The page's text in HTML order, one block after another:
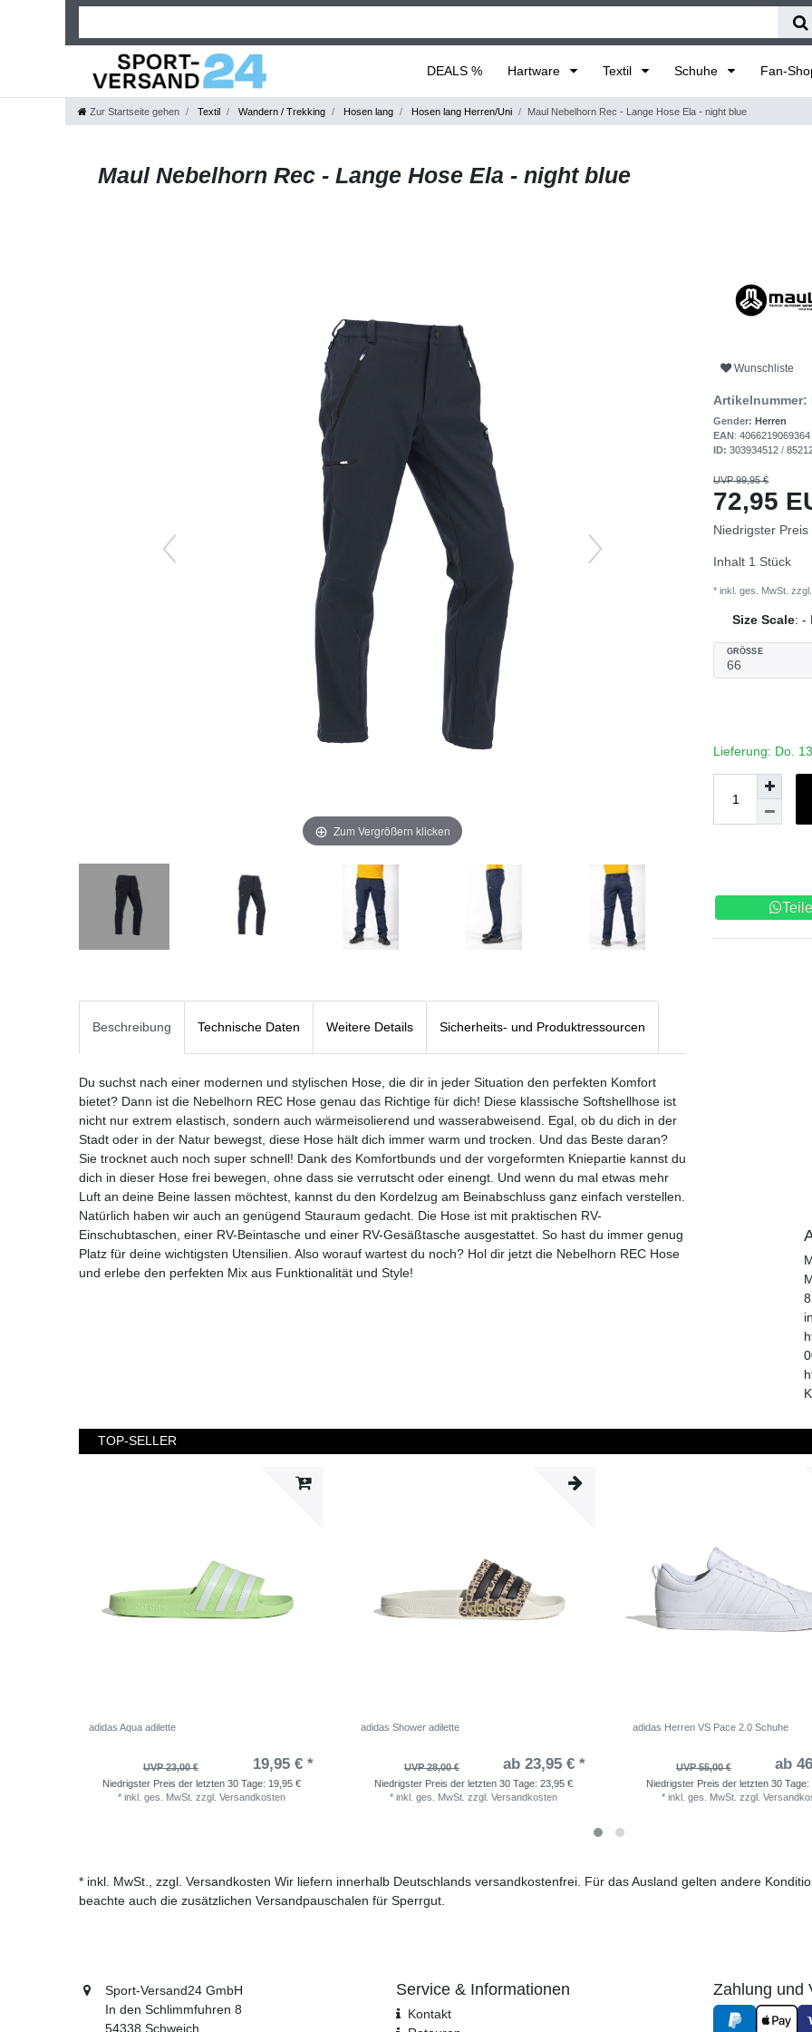
DEALS % Hartware Textil Schuhe Fan-
Zur Startseite gehen Textil Wandern / Trekking Hosen lang Hosen lang Herren/Uni Maul Nebelhorn Rec - Lange Hose Ela - night blue
Maul Nebelhorn Rec - Lange Hose Ela - night blue
Zum Vergrößern klicken
Wunschliste
Artikelnummer:
Gender: Herren
EAN: 4066219069364
ID: 303934512 /
UVP 99,95 €
72,95
Niedrigster
Inhalt 1 Stück
* inkl. ges. MwSt. zzgl.
Size Scale: -
GRÖSSE
Lieferung: Do.
Beschreibung Technische Daten Weitere Details Sicherheits- und Produktressourcen
Du suchst nach einer modernen und stylischen Hose, die dir in jeder Situation den perfekten Komfort
bietet? Dann ist die Nebelhorn REC Hose genau das Richtige für dich! Diese klassische Softshellhose ist
nicht nur extrem elastisch, sondern auch wärmeisolierend und wasserabweisend. Egal, ob du dich in der
Stadt oder in der Natur bewegst, diese Hose hält dich immer warm und trocken. Und das Beste daran?
Sie trocknet auch noch super schnell! Dank des Komfortbunds und der vorgeformten Kniepartie kannst du
dich in dieser Hose frei bewegen, ohne dass sie verrutscht oder einengt. Und wenn du mal etwas mehr
Luft an deine Beine lassen möchtest, kannst du den Kordelzug am Beinabschluss ganz einfach verstellen.
Natürlich haben wir auch an genügend Stauraum gedacht. Die Hose ist mit praktischen RV-
Einschubtaschen, einer RV-Beintasche und einer RV-Gesäßtasche ausgestattet. So hast du immer genug
Platz für deine wichtigsten Utensilien. Also worauf wartest du noch? Hol dir jetzt die Nebelhorn REC Hose
und erlebe den perfekten Mix aus Funktionalität und Style!
TOP-SELLER
adidas Aqua adilette
UVP 23,00 € 19,95 € *
Niedrigster Preis der letzten 30 Tage: 19,95 €
* inkl. ges. MwSt. zzgl. Versandkosten
adidas Shower adilette
UVP 28,00 € ab 23,95 € *
Niedrigster Preis der letzten 30 Tage: 23,95 €
* inkl. ges. MwSt. zzgl. Versandkosten
adidas Herren VS Pace 2.0 Schuhe
UVP 55,00 € ab
Niedrigster Preis der letzten 30 Tage:
* inkl. ges. MwSt. zzgl.
* inkl. MwSt., zzgl. Versandkosten Wir liefern innerhalb Deutschlands versandkostenfrei. Für das Ausland gelten andere
beachte auch die zusätzlichen Versandpauschalen für Sperrgut.
Sport-Versand24 GmbH
In den Schlimmfuhren 8
54338 Schweich
Service & Informationen
Kontakt
Zahlung und